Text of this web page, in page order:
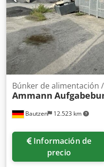
Bautzen 12.523 km
Búnker de alimentación
Ammann
Información de
precio